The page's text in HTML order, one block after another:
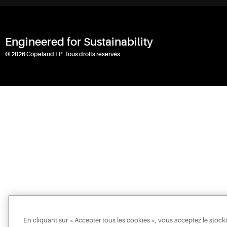
Engineered for Sustainability
© 2026 Copeland LP. Tous droits réservés.
En cliquant sur « Accepter tous les cookies », vous acceptez le